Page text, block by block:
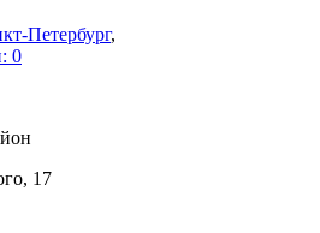
Петербург,
0
17